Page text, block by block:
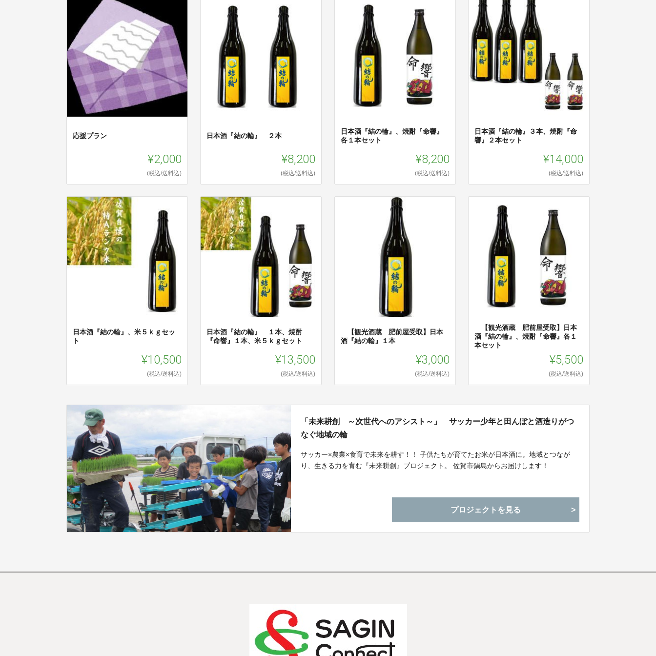
応援プラン
¥2,000
(税込/送料込)
日本酒『結の輪』 ２本
¥8,200
(税込/送料込)
日本酒『結の輪』、焼酎『命響』
各１本セット
¥8,200
(税込/送料込)
日本酒『結の輪』３本、焼酎『命
響』２本セット
¥14,000
(税込/送料込)
日本酒『結の輪』、米５ｋｇセッ
ト
¥10,500
(税込/送料込)
日本酒『結の輪』 １本、焼酎
『命響』１本、米５ｋｇセット
¥13,500
(税込/送料込)
【観光酒蔵 肥前屋受取】日本
酒『結の輪』１本
¥3,000
(税込/送料込)
【観光酒蔵 肥前屋受取】日本
酒『結の輪』、焼酎『命響』各１
本セット
¥5,500
(税込/送料込)
「未来耕創 ～次世代へのアシスト～」 サッカー少年と田んぼと酒造りがつ
なぐ地域の輪
サッカー×農業×食育で未来を耕す！！ 子供たちが育てたお米が日本酒に。地域とつなが
り、生きる力を育む『未来耕創』プロジェクト。 佐賀市鍋島からお届けします！
プロジェクトを見る